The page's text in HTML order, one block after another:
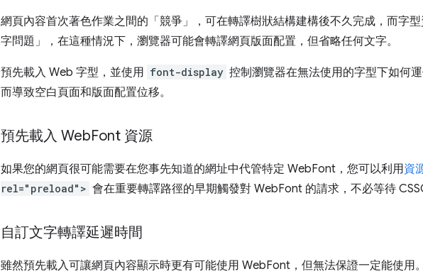
網頁內容首次著色作業之間的「競爭」，可在轉譯樹狀結構建構後不久完成，而字
字問題」，在這種情況下，瀏覽器可能會轉譯網頁版面配置，但省略任何文字。
預先載入 Web 字型，並使用 font-display 控制瀏覽器在無法使用的字型下如何
而導致空白頁面和版面配置位移。
預先載入 WebFont 資源
如果您的網頁很可能需要在您事先知道的網址中代管特定 WebFont，您可以利用資
rel="preload"> 會在重要轉譯路徑的早期觸發對 WebFont 的請求，不必等待
自訂文字轉譯延遲時間
雖然預先載入可讓網頁內容顯示時更有可能使用 WebFont，但無法保證一定能使用